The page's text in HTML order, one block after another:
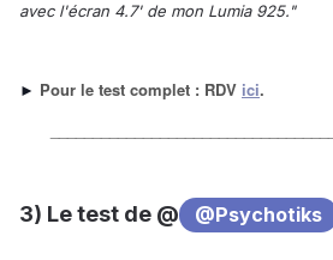
avec l'écran 4.7' de mon Lumia 925."
► Pour le test complet : RDV ici.
3) Le test de @ @Psychotiks